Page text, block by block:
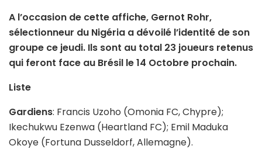
A l’occasion de cette affiche, Gernot Rohr,
sélectionneur du Nigéria a dévoilé l’identité de son
groupe ce jeudi. Ils sont au total 23 joueurs retenus
qui feront face au Brésil le 14 Octobre prochain.
Liste
Gardiens: Francis Uzoho (Omonia FC, Chypre);
Ikechukwu Ezenwa (Heartland FC); Emil Maduka
Okoye (Fortuna Dusseldorf, Allemagne).